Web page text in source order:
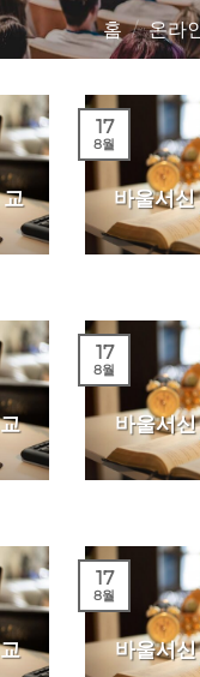
홈 / 온라
바울서신
17
8월
바울서
17
8월
바울서
17
8월